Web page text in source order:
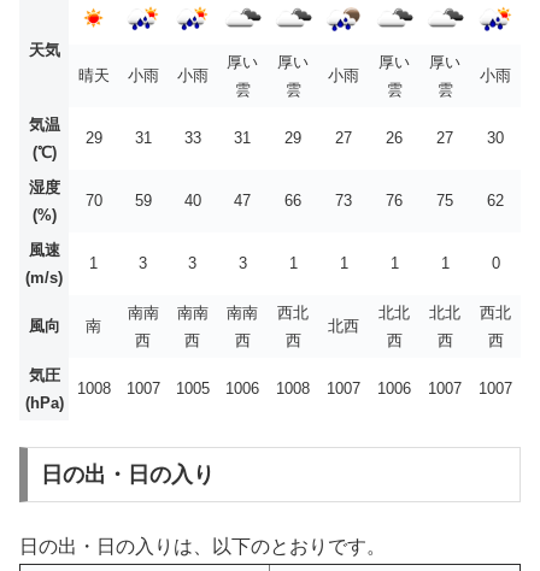
天気
晴天
小雨 小雨
厚い
雲
厚い
雲
小雨
厚い
雲
厚い
雲
小雨
気温
(℃)
29 31 33 31 29 27 26 27 30
湿度
(%)
70 59 40 47 66 73 76 75 62
風速
(m/s)
1 3 3 3 1 1 1 1 0
風向 南
南南
西
南南
西
南南
西
西北
西
北西
北北
西
北北
西
西北
西
気圧
(hPa)
1008 1007 1005 1006 1008 1007 1006 1007 1007
日の出・日の入り
日の出・日の入りは、以下のとおりです。